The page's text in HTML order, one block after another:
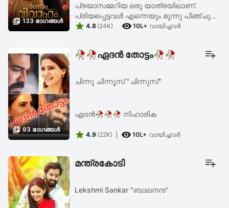
 133 ഭാഗങ്ങള്‍
പ്രയാസമേറിയ ഒരു യാത്രയിലാണ്.
പ്രിയപ്പെട്ടവൾ എന്നെയും മൂന്നു പിഞ്ചു
മക്കളെയും തനിച്ചാക്കി പോയെന്നു കുറച്ചു
 4.8 (24K)  10L+ വായിച്ചവര്‍
 93 ഭാഗങ്ങള്‍
🥀🥀ഏദൻ തോട്ടം🥀🥀
ചിന്നു ചിന്നൂസ് "ചിന്നുസ്"
ഏദൻ🥀🥀🥀 നിഹാരിക
 4.9 (22K)  10L+ വായിച്ചവര്‍
മന്ത്രകോടി
Lekshmi Sankar "ബാലനന്ദ"